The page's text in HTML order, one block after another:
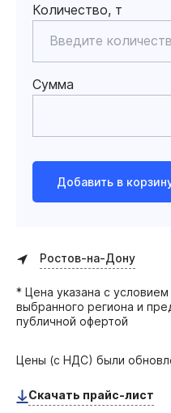
Количество, т
Сумма
Добавить в
Ростов-на-Дону
* Цена указана с
выбранного региона и
публичной офертой
Цены (с НДС) были
Скачать прайс-лист